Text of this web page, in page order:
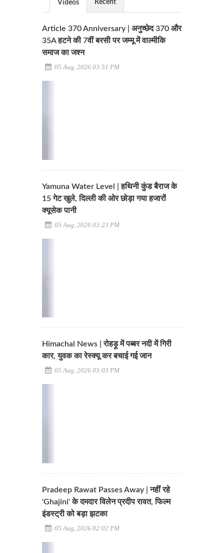
Videos Recent
Article 370 Anniversary | अनुच्छेद 370 और
35A हटने की 7वीं बरसी पर जम्मू में वाल्मीकि
समाज का जश्न
05 Aug, 2026 03:51 PM
Yamuna Water Level | हथिनी कुंड बैराज के
15 गेट खुले, दिल्ली की ओर छोड़ा गया हजारों
क्यूसेक पानी
05 Aug, 2026 03:23 PM
Himachal News | रोहड़ू में पब्बर नदी में गिरी
कार, युवक का रेस्क्यू कर बचाई गई जान
05 Aug, 2026 03:03 PM
Pradeep Rawat Passes Away | नहीं रहे
'Ghajini' के दमदार विलेन प्रदीप रावत, फिल्म
इंडस्ट्री को बड़ा झटका
05 Aug, 2026 02:02 PM